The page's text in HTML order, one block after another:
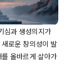
심과 생성의지가
로운 창의성이 발
올바르게 살아가